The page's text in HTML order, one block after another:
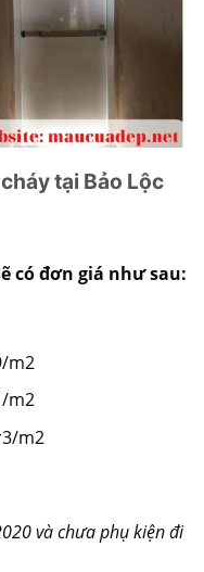
tại Bảo Lộc
có đơn giá như sau:
m2
m2
m2
và chưa phụ kiện đi